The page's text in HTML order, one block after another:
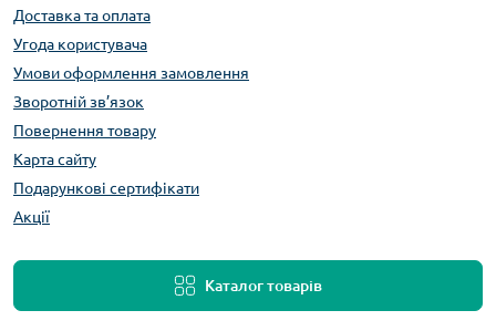
Доставка та оплата
Угода користувача
Умови оформлення замовлення
Зворотній зв’язок
Повернення товару
Карта сайту
Подарункові сертифікати
Акції
Каталог товарів